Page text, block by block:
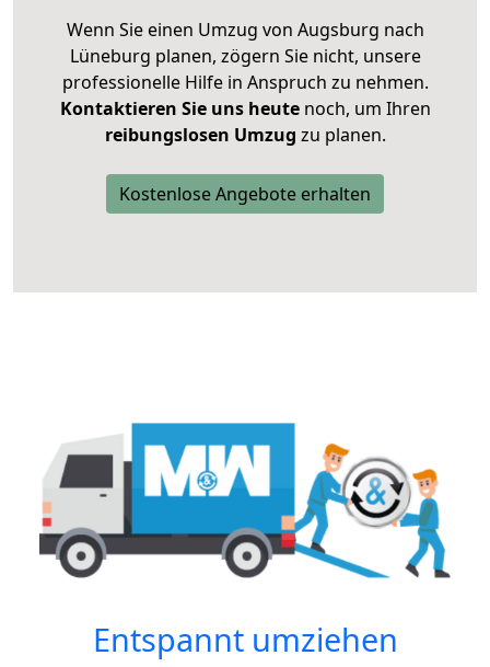
Wenn Sie einen Umzug von Augsburg nach
Lüneburg planen, zögern Sie nicht, unsere
professionelle Hilfe in Anspruch zu nehmen.
Kontaktieren Sie uns heutenoch, um Ihren
reibungslosen Umzug zu planen.
Kostenlose Angebote erhalten
Entspannt umziehen